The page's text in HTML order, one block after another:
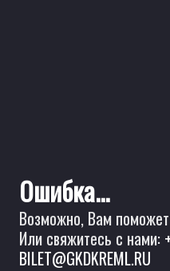
Ошибка...
Возможно, Вам
Или свяжитесь с нами:
BILET@GKDKREML.RU